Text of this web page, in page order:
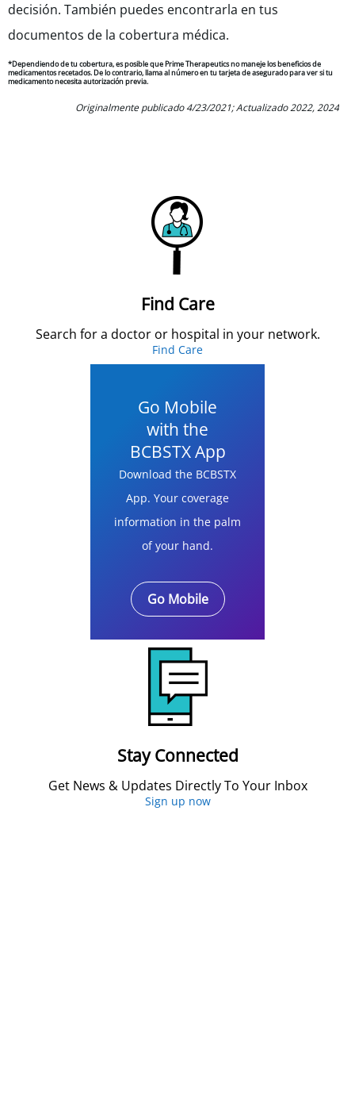
decisión. También puedes encontrarla en tus
documentos de la cobertura médica.
*Dependiendo de tu cobertura, es posible que Prime Therapeutics no maneje los beneficios de
medicamentos recetados. De lo contrario, llama al número en tu tarjeta de asegurado para ver si tu
medicamento necesita autorización previa.
Originalmente publicado 4/23/2021; Actualizado 2022, 2024
Find Care
Search for a doctor or hospital in your network.
Find Care
Go Mobile
with the
BCBSTX App
Download the BCBSTX
App. Your coverage
information in the palm
of your hand.
Go Mobile
Stay Connected
Get News & Updates Directly To Your Inbox
Sign up now